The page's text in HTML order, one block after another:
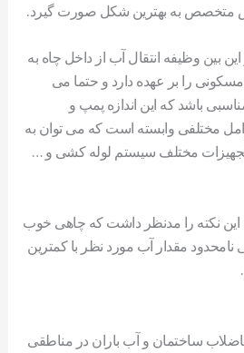
متخصص به بهترین شکل صورت گیرد.
بین وظیفه انتقال آب از داخل چاه به
را بر عهده دارد و حتما می
باشد که این اندازه پمپ و
مختلفی وابسته است که می توان به
مختلف سیستم لوله کشی و …
این نکته را مدنظر داشت که چاهی خوب
مقدار آب مورد نظر با کمترین
ساختمان و آب باران در مناطقی